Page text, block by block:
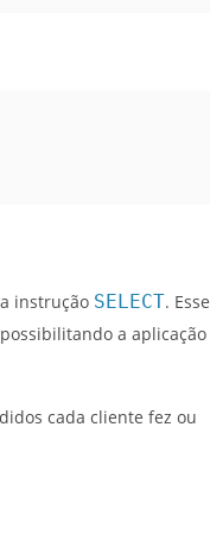
instrução SELECT. Esse
a aplicação
cada cliente fez ou